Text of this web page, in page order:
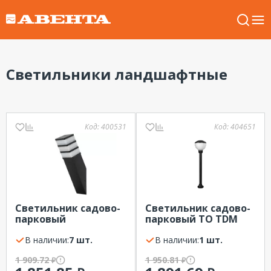
Светильники ландшафтные
Код:400531
Светильник садово-
парковый
настенный черный
В наличии:
7 шт.
1 909.72₽
Код:404651
Светильник садово-
парковый ТО TDM
В наличии:
1 шт.
1 950.81₽